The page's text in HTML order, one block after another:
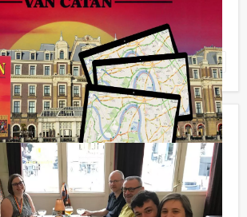
de stad? Deze virtuele game is
...
Favoriet
Van Holland Lunch Het Gooi
€ 54,50 p.p. excl. BTW
12 personen ‐ 3 uur en 30 minuten